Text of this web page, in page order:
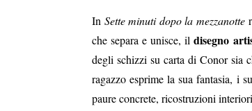
In Sette minuti dopo la mezzanotte
che separa e unisce, ildisegno
degli schizzi su carta di Conor sia
ragazzo esprime la sua fantasia, i
paure concrete, ricostruzioni